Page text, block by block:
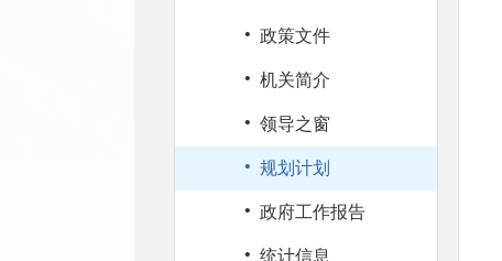
· 政策文件
· 机关简介
· 领导之窗
· 规划计划
· 政府工作报告
统计信息